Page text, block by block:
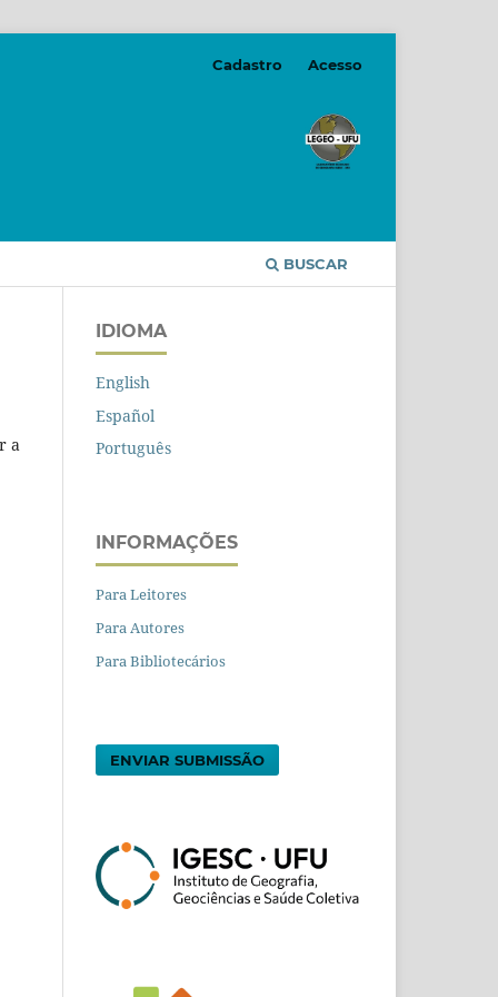
BUSCAR
Cadastro Acesso
a
IDIOMA
English
Español
Português
INFORMAÇÕES
Para Leitores
Para Autores
Para Bibliotecários
ENVIAR SUBMISSÃO